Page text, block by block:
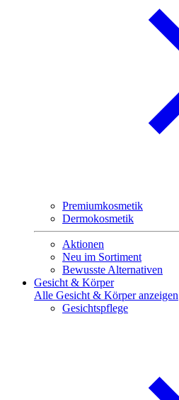
Premiumkosmetik
Dermokosmetik
Aktionen
Neu im Sortiment
Bewusste Alternativen
Gesicht & Körper
Alle Gesicht & Körper anzeigen
Gesichtspflege